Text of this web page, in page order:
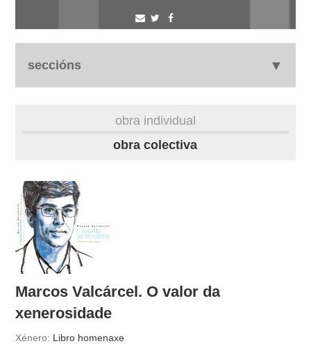
seccións
videoteca
materiais didácticos
obra individual
obra colectiva
Marcos Valcárcel. O valor da
xenerosidade
Xénero: Libro homenaxe